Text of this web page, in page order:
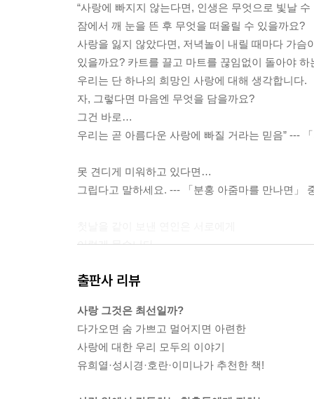
“사랑에 빠지지 않는다면, 인생은 무엇으로 빛날
잠에서 깨 눈을 뜬 후 무엇을 떠올릴 수 있을까요?
사랑을 잃지 않았다면, 저녁놀이 내릴 때마다 가슴
있을까요? 카트를 끌고 마트를 끊임없이 돌아야
우리는 단 하나의 희망인 사랑에 대해 생각합니다.
자, 그렇다면 마음엔 무엇을 담을까요?
그건 바로…
우리는 곧 아름다운 사랑에 빠질 거라는 믿음” ---
못 견디게 미워하고 있다면…
그립다고 말하세요. --- 「분홍 아줌마를 만나면」
이렇게 묻습니다.
사랑이 시작될 땐 이런 마음이죠.
그리고 사랑이 식어갈 땐, 이렇게 변합니다.
“이 사람보다 더 좋은 사람이 있을 거야.”
사랑이 끝나갈 때 슬픈 것은 상대의 마음이
변하기 때문이 아니라, 내가 가졌던 영원한
출판사 리뷰
사랑 그것은 최선일까?
다가오면 숨 가쁘고 멀어지면 아련한
사랑에 대한 우리 모두의 이야기
유희열·성시경·호란·이미나가 추천한 책!